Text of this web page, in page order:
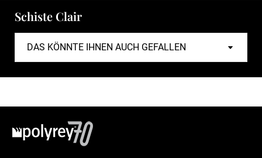
Schiste Clair